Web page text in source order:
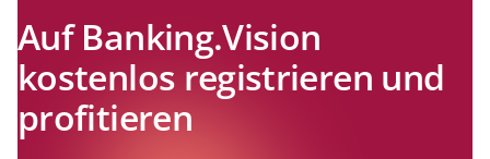
Auf Banking.Vision
kostenlos registrieren und
profitieren